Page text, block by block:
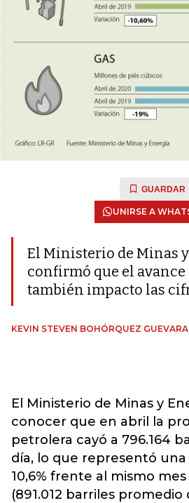
GUARDAR
UNIRSE A
El Ministerio de Minas
confirmó que el avance
también impacto las
KEVIN STEVEN BOHÓRQUEZ GUEVARA
El Ministerio de Minas y
conocer que en abril la
petrolera cayó a 796.164
día, lo que representó
10,6% frente al mismo
(891.012 barriles promedio